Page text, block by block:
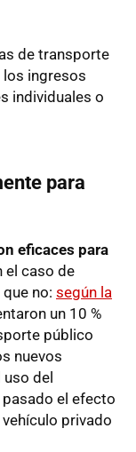
de transporte
los ingresos
individuales o
para
eficaces para
el caso de
no: según la
un 10 %
público
nuevos
uso del
el efecto
privado